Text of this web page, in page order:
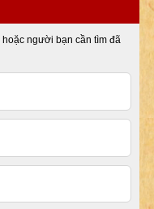
người bạn cần tìm đã